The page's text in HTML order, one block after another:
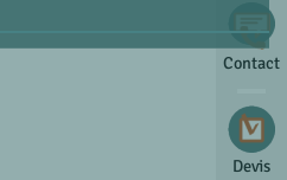
Contact
Devis